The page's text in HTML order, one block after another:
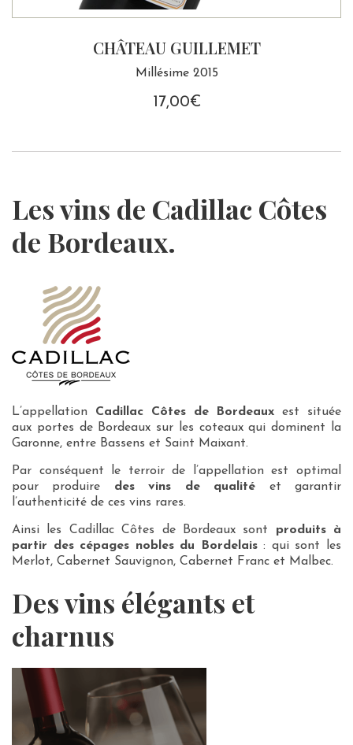
CHÂTEAU GUILLEMET
Millésime 2015
17,00€
Les vins de Cadillac Côtes
de Bordeaux.
L’appellation Cadillac Côtes de Bordeaux est située
aux portes de Bordeaux sur les coteaux qui dominent la
Garonne, entre Bassens et Saint Maixant.
Par conséquent le terroir de l’appellation est optimal
pour produire des vins de qualité et garantir
l’authenticité de ces vins rares.
Ainsi les Cadillac Côtes de Bordeaux sont produits à
partir des cépages nobles du Bordelais: qui sont les
Merlot, Cabernet Sauvignon, Cabernet Franc et Malbec.
Des vins élégants et
charnus